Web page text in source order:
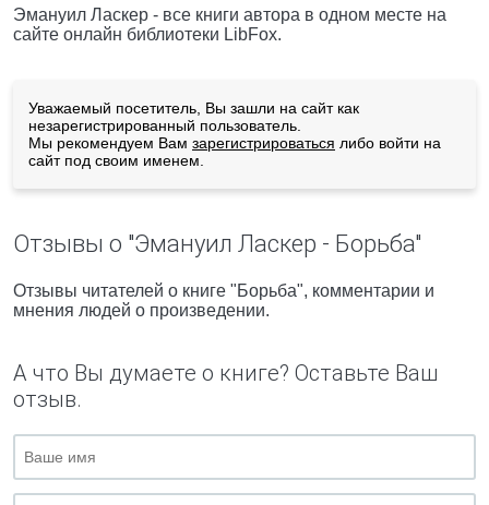
Эмануил Ласкер - все книги автора в одном месте на
сайте онлайн библиотеки LibFox.
Уважаемый посетитель, Вы зашли на сайт как
незарегистрированный пользователь.
Мы рекомендуем Вам зарегистрироваться либо войти на
сайт под своим именем.
Отзывы о "Эмануил Ласкер - Борьба"
Отзывы читателей о книге "Борьба", комментарии и
мнения людей о произведении.
А что Вы думаете о книге? Оставьте Ваш
отзыв.